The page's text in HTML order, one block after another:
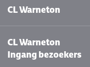
CL Warneton
CL Warneton
Ingang bezoekers